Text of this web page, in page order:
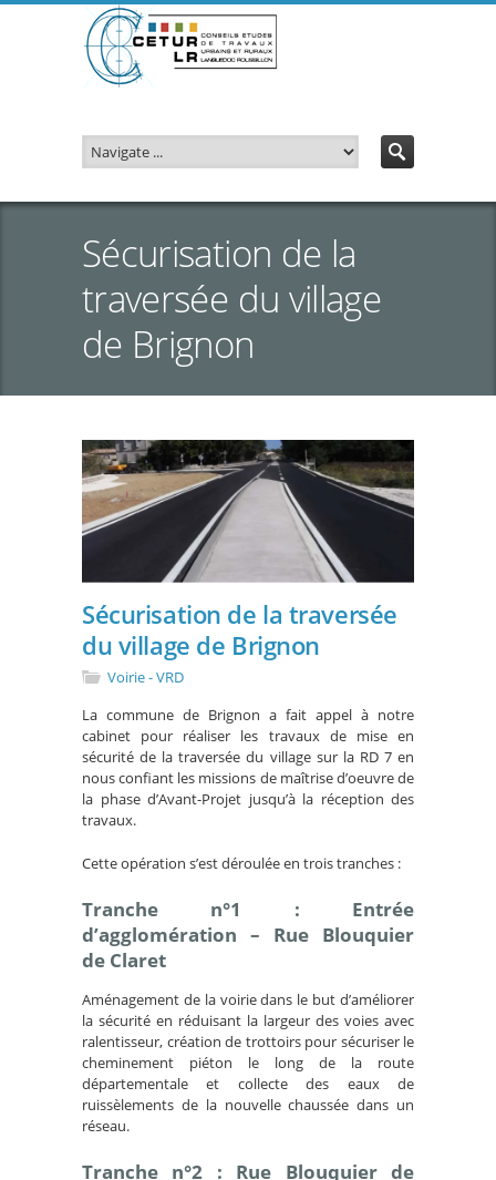
Sécurisation de la
traversée du village
de Brignon
Sécurisation de la traversée
du village de Brignon
Voirie - VRD
La commune de Brignon a fait appel à notre
cabinet pour réaliser les travaux de mise en
sécurité de la traversée du village sur la RD 7 en
nous confiant les missions de maîtrise d’oeuvre de
la phase d’Avant-Projet jusqu’à la réception des
travaux.
Cette opération s’est déroulée en trois tranches :
Tranche n°1 : Entrée
d’agglomération – Rue Blouquier
de Claret
Aménagement de la voirie dans le but d’améliorer
la sécurité en réduisant la largeur des voies avec
ralentisseur, création de trottoirs pour sécuriser le
cheminement piéton le long de la route
départementale et collecte des eaux de
ruissèlements de la nouvelle chaussée dans un
réseau.
Tranche n°2 : Rue Blouquier de